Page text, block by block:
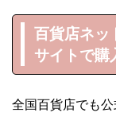
百貨店ネッ
サイトで購
全国百貨店でも公